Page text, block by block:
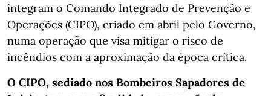
integram o Comando Integrado de Prevenção e
Operações (CIPO), criado em abril pelo Governo,
numa operação que visa mitigar o risco de
incêndios com a aproximação da época crítica.
O CIPO, sediado nos Bombeiros Sapadores de